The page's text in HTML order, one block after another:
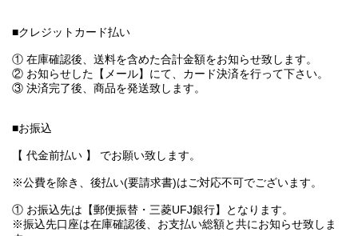
■クレジットカード払い
① 在庫確認後、送料を含めた合計金額をお知らせ致します。
② お知らせした【メール】にて、カード決済を行って下さい。
③ 決済完了後、商品を発送致します。
■お振込
【 代金前払い 】 でお願い致します。
※公費を除き、後払い(要請求書)はご対応不可でございます。
① お振込先は【郵便振替・三菱UFJ銀行】となります。
※振込先口座は在庫確認後、お支払い総額と共にお知らせ致しま